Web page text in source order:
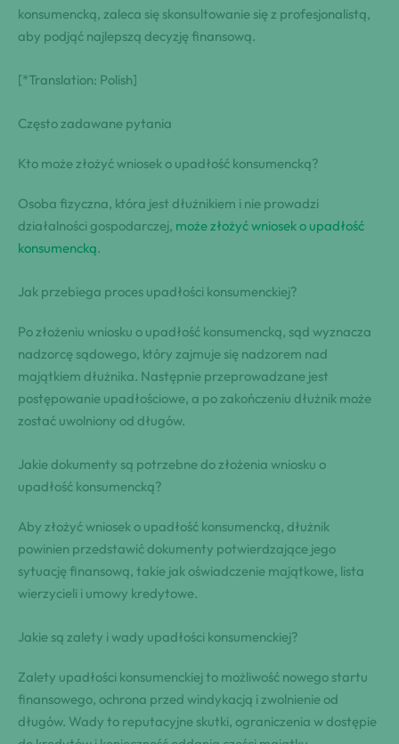
konsumencką, zaleca się skonsultowanie się z profesjonalistą,
aby podjąć najlepszą decyzję finansową.
[*Translation: Polish]
Często zadawane pytania
Kto może złożyć wniosek o upadłość konsumencką?
Osoba fizyczna, która jest dłużnikiem i nie prowadzi
działalności gospodarczej, może złożyć wniosek o upadłość
konsumencką.
Jak przebiega proces upadłości konsumenckiej?
Po złożeniu wniosku o upadłość konsumencką, sąd wyznacza
nadzorcę sądowego, który zajmuje się nadzorem nad
majątkiem dłużnika. Następnie przeprowadzane jest
postępowanie upadłościowe, a po zakończeniu dłużnik może
zostać uwolniony od długów.
Jakie dokumenty są potrzebne do złożenia wniosku o
upadłość konsumencką?
Aby złożyć wniosek o upadłość konsumencką, dłużnik
powinien przedstawić dokumenty potwierdzające jego
sytuację finansową, takie jak oświadczenie majątkowe, lista
wierzycieli i umowy kredytowe.
Jakie są zalety i wady upadłości konsumenckiej?
Zalety upadłości konsumenckiej to możliwość nowego startu
finansowego, ochrona przed windykacją i zwolnienie od
długów. Wady to reputacyjne skutki, ograniczenia w dostępie